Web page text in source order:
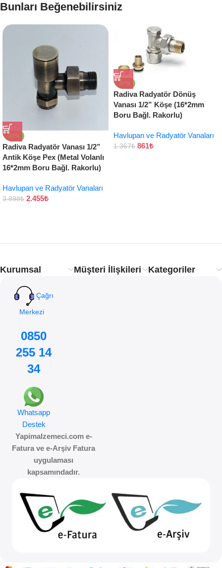
Bunları Beğenebilirsiniz
-37%
Radiva Radyatör Vanası 1/2”
Antik Köşe Pex (Metal Volanlı
16*2mm Boru Bağl. Rakorlu)
Havlupan ve Radyatör Vanaları
3.898₺ 2.455₺
-37%
Radiva Radyatör Dönüş
Vanası 1/2” Köşe (16*2mm
Boru Bağl. Rakorlu)
Havlupan ve Radyatör Vanaları
1.367₺ 861₺
Kurumsal Müşteri İlişkileri Kategoriler
Çağrı
Merkezi
0850
255 14
34
Whatsapp
Destek
Yapimalzemeci.com e-
Fatura ve e-Arşiv Fatura
uygulaması
kapsamındadır.